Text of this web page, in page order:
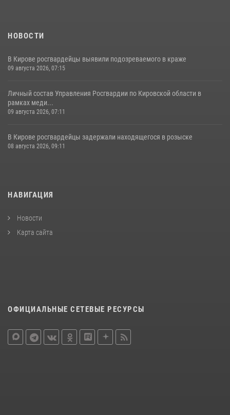
НОВОСТИ
В Кирове росгвардейцы выявили подозреваемого в краже
09 августа 2026, 07:15
Личный состав Управления Росгвардии по Кировской области в
рамках меди...
09 августа 2026, 07:11
В Кирове росгвардейцы задержали находящегося в розыске
08 августа 2026, 09:11
НАВИГАЦИЯ
Новости
Карта сайта
ОФИЦИАЛЬНЫЕ СЕТЕВЫЕ РЕСУРСЫ